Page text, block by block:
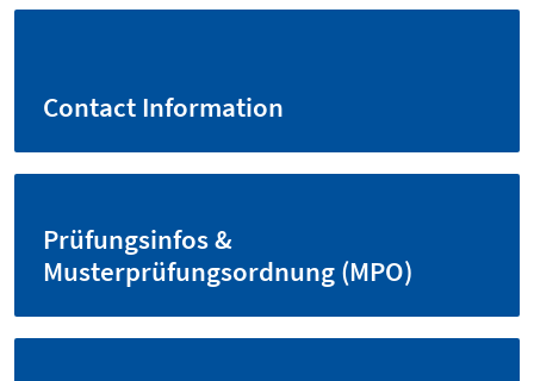
Contact Information
Prüfungsinfos &
Musterprüfungsordnung (MPO)